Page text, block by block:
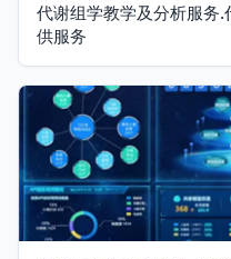
代谢组学教学及分析服务
供服务